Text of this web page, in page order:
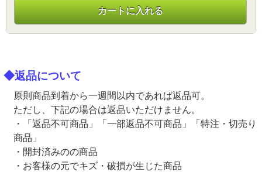
カートに入れる
◆返品について
原則商品到着から一週間以内であれば返品可。
ただし、下記の場合は返品いただけません。
・「返品不可商品」「一部返品不可商品」「特注・切売り
商品」
・開封済みのの商品
・お客様の元でキズ・破損が生じた商品